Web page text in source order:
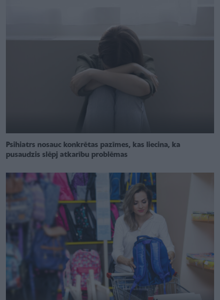
Psihiatrs nosauc konkrētas pazīmes, kas liecina, ka
pusaudzis slēpj atkarību problēmas